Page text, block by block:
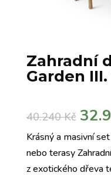
Zahradní
Garden III.
40.240Kč
cena
Krásný a masivní
nebo terasy
z exotického dřeva